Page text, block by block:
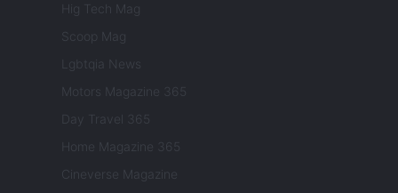
Hig Tech Mag
Scoop Mag
Lgbtqia News
Motors Magazine 365
Day Travel 365
Home Magazine 365
Cineverse Magazine